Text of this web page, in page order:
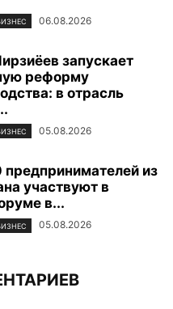
06.08.2026
запускает
реформу
в отрасль
05.08.2026
предпринимателей из
участвуют в
в...
05.08.2026